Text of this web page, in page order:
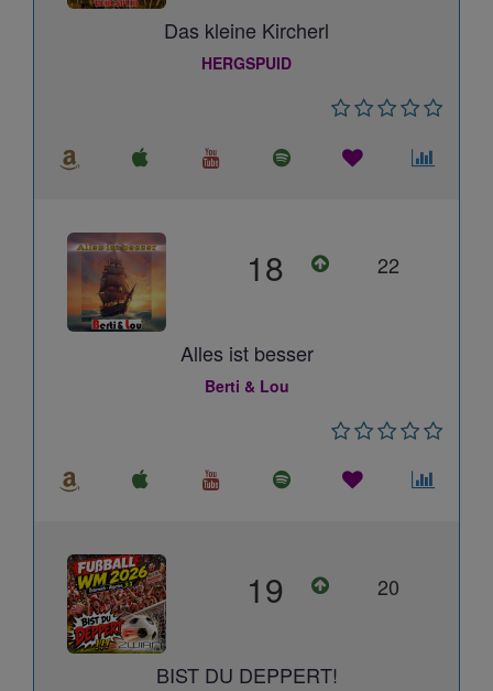
Das kleine Kircherl
HERGSPUID
18 22
Alles ist besser
Berti & Lou
19 20
BIST DU DEPPERT!